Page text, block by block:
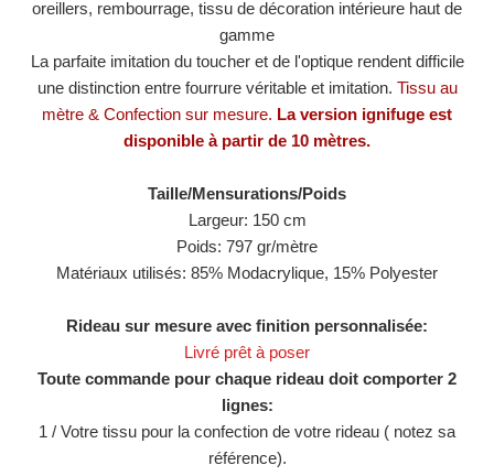
oreillers, rembourrage, tissu de décoration intérieure haut de
gamme
La parfaite imitation du toucher et de l'optique rendent difficile
une distinction entre fourrure véritable et imitation. Tissu au
mètre & Confection sur mesure. La version ignifuge est
disponible à partir de 10 mètres.
Taille/Mensurations/Poids
Largeur: 150 cm
Poids: 797 gr/mètre
Matériaux utilisés: 85% Modacrylique, 15% Polyester
Rideau sur mesure avec finition personnalisée:
Livré prêt à poser
Toute commande pour chaque rideau doit comporter 2
lignes:
1 / Votre tissu pour la confection de votre rideau ( notez sa
référence).